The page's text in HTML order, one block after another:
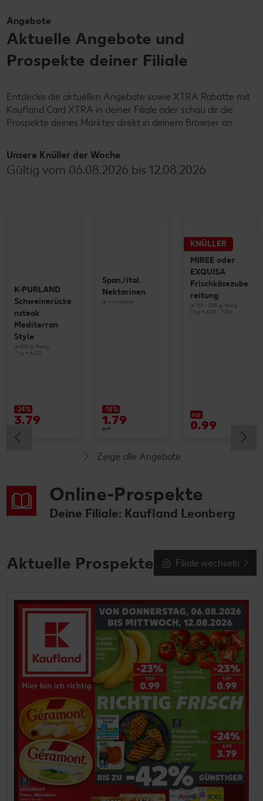
Angebote
Aktuelle Angebote und
Prospekte deiner Filiale
Entdecke die aktuellen Angebote sowie XTRA Rabatte mit
Kaufland Card XTRA in deiner Filiale oder schau dir die
Prospekte deines Marktes direkt in deinem Browser an.
Unsere Knüller der Woche
Gültig vom 06.08.2026 bis 12.08.2026
K-PURLAND
Schweinerücke
nsteak
Mediterran
Style
je 600-g-Packg.
(1 kg = 6.32)
-24%
3.79
Span./ital.
Nektarinen
je 1-kg-Schale
-18%
1.79
2.19
KNÜLLER
MIREE oder
EXQUISA
Frischkäsezube
reitung
je 135 - 200-g-Packg.
(1 kg = 4.95 - 7.34)
nur
0.99
Zeige alle Angebote
Online-Prospekte
Deine Filiale: Kaufland Leonberg
Aktuelle Prospekte Filiale wechseln